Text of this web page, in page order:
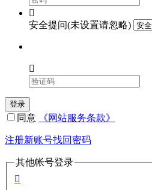

安全提问(未设置请忽略)

登录
同意 《网站服务条款》
注册新账号找回密码
其他帐号登录
